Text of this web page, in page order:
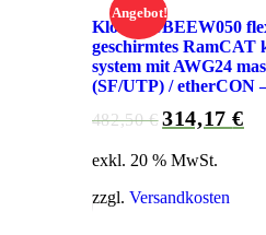
Angebot!
Klotz RCBEEW050
geschirmtes RamCAT
system mit AWG24
(SF/UTP) / etherCON
482,50€ Ursprünglicher
war:
482,50 €
314,17€
exkl. 20 % MwSt.
zzgl. Versandkosten